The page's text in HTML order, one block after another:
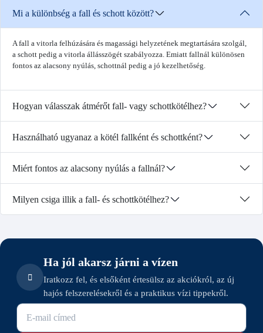
Mi a különbség a fall és schott között?
A fall a vitorla felhúzására és magassági helyzetének megtartására szolgál,
a schott pedig a vitorla állásszögét szabályozza. Emiatt fallnál különösen
fontos az alacsony nyúlás, schottnál pedig a jó kezelhetőség.
Hogyan válasszak átmérőt fall- vagy schottkötélhez?
Használható ugyanaz a kötél fallként és schottként?
Miért fontos az alacsony nyúlás a fallnál?
Milyen csiga illik a fall- és schottkötélhez?
Ha jól akarsz járni a vízen
Iratkozz fel, és elsőként értesülsz az akciókról, az új
hajós felszerelésekről és a praktikus vízi tippekről.
E-mail cím